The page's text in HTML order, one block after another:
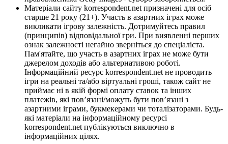
Матеріали сайту korrespondent.net призначені для осіб
старше 21 року (21+). Участь в азартних іграх може
викликати ігрову залежність. Дотримуйтесь правил
(принципів) відповідальної гри. При виявленні перших
ознак залежності негайно зверніться до спеціаліста.
Пам'ятайте, що участь в азартних іграх не може бути
джерелом доходів або альтернативою роботі.
Інформаційний ресурс korrespondent.net не проводить
ігри на реальні та/або віртуальні гроші, також сайт не
приймає ні в якій формі оплату ставок та інших
платежів, які пов’язані/можуть бути пов’язані з
азартними іграми, букмекерами чи тоталізаторами. Будь-
які матеріали на інформаційному ресурсі
korrespondent.net публікуються виключно в
інформаційних цілях.